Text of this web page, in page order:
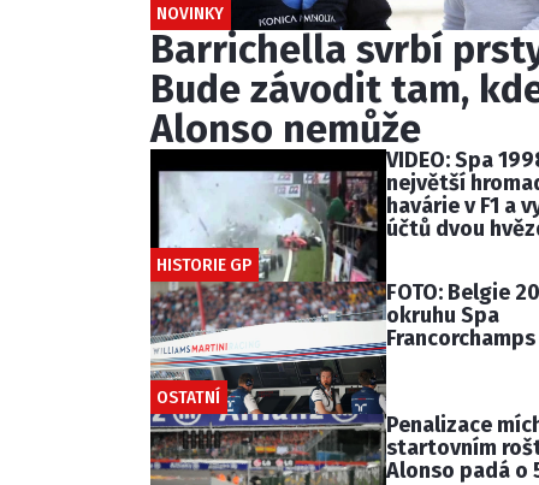
NOVINKY
Barrichella svrbí
Bude závodit tam,
Alonso nemůže
HISTORIE GP
VIDEO: Spa
největší
havárie v F1 a
účtů dvou
OSTATNÍ
FOTO: Belgie
okruhu Spa
Francorchamps
Penalizace
startovním
Alonso padá o